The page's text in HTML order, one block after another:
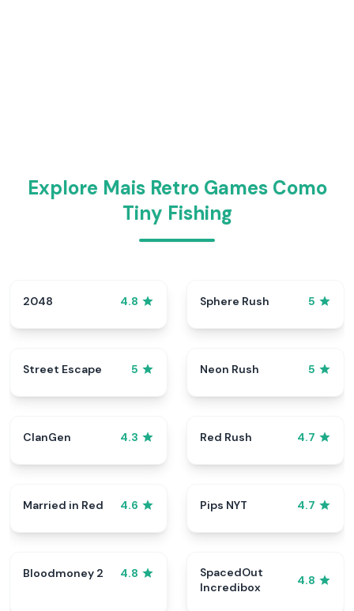
Explore Mais Retro Games Como
Tiny Fishing
2048 4.8 Sphere Rush 5
Street Escape 5 Neon Rush 5
ClanGen 4.3 Red Rush 4.7
Married in Red 4.6 Pips NYT 4.7
Bloodmoney 2 4.8
SpacedOut
Incredibox
4.8